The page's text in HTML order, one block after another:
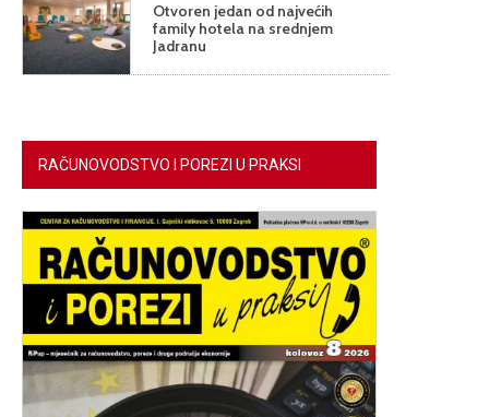
Otvoren jedan od najvećih
family hotela na srednjem
Jadranu
RAČUNOVODSTVO I POREZI U PRAKSI